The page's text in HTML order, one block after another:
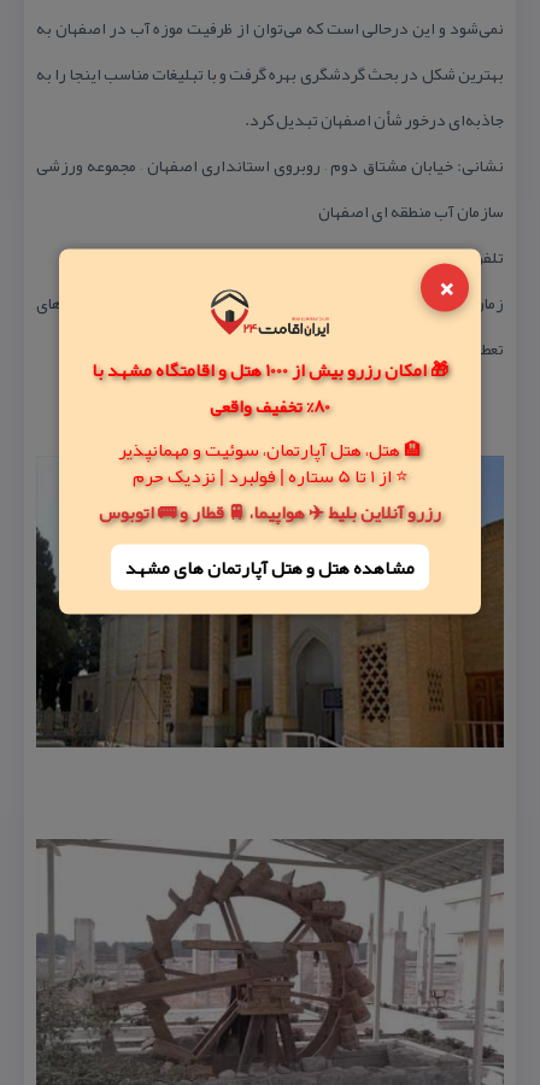
×
🎁 امکان رزرو بیش از 1000 هتل و اقامتگاه مشهد با
80% تخفیف واقعی
🏨 هتل، هتل آپارتمان، سوئیت و مهمانپذیر
⭐ از 1 تا 5 ستاره | فولبرد | نزدیک حرم
رزرو آنلاین بلیط ✈️ هواپیما، 🚆 قطار و 🚌 اتوبوس
مشاهده هتل و هتل‌ آپارتمان های مشهد
نمی‌شود و این درحالی است كه می‌توان از ظرفیت موزه آب در اصفهان به
بهترین شكل در بحث گردشگری بهره گرفت و با تبلیغات مناسب اینجا را به
جاذبه‌ای درخور شأن اصفهان تبدیل كرد.
نشانی: خیابان مشتاق دوم – روبروی استانداری اصفهان – مجموعه ورزشی
سازمان آب منطقه ای اصفهان
تلفن: ۳۲۶۱۰۶۲۲
زمان بازدید : همه روزه از ساعت ۸ صبح لغایت ۱۲ ظهر به غیر از روزهای
تعطیل